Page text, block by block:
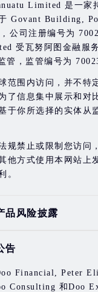
Limited 是一家
Govant Building,
公司注册编号为
受瓦努阿图金融服
管，监管编号为
范围内访问，并不特
了信息集中展示和对
于你所选择的实体从
规禁止或限制您访问
他方式使用本网站上
。
品风险披露
合约和其他金融产品
并不代表其未来的表
告
Financial, Peter
Consulting 和Doo